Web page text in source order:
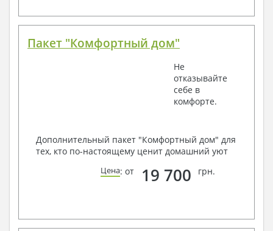
Пакет "Комфортный дом"
Не
отказывайте
себе в
комфорте.
Дополнительный пакет "Комфортный дом" для
тех, кто по-настоящему ценит домашний уют
Цена: от 19 700 грн.